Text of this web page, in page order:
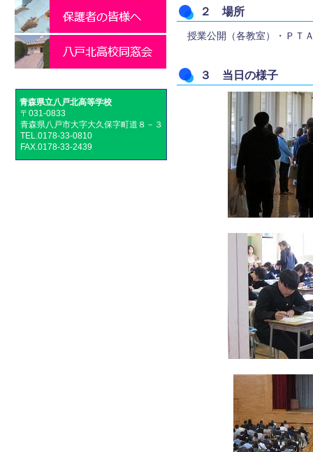
青森県立八戸北高等学校
〒031-0833
青森県八戸市大字大久保字町道８－３
TEL.0178-33-0810
FAX.0178-33-2439
２ 場所
授業公開（各教室）・ＰＴ
３ 当日の様子